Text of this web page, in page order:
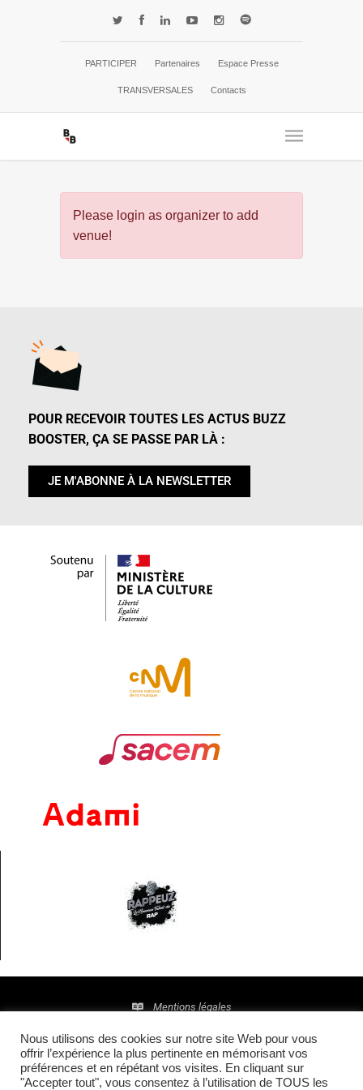
PARTICIPER Partenaires Espace Presse
TRANSVERSALES Contacts
Please login as organizer to add
venue!
POUR RECEVOIR TOUTES LES ACTUS BUZZ
BOOSTER, ÇA SE PASSE PAR LÀ :
JE M'ABONNE À LA NEWSLETTER
Mentions légales
Politique de confidentialité
© 2016 • Site maintenu et mis à jour parTI(E)GER
Nous utilisons des cookies sur notre site Web pour vous
offrir l’expérience la plus pertinente en mémorisant vos
préférences et en répétant vos visites. En cliquant sur
"Accepter tout", vous consentez à l’utilisation de TOUS les